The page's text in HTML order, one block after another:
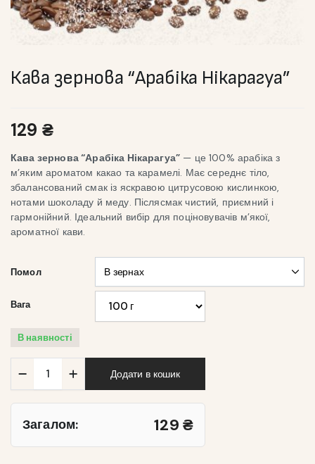
Кава зернова “Арабіка Нікарагуа”
129 ₴
Кава зернова “Арабіка Нікарагуа” — це 100% арабіка з
м’яким ароматом какао та карамелі. Має середнє тіло,
збалансований смак із яскравою цитрусовою кислинкою,
нотами шоколаду й меду. Післясмак чистий, приємний і
гармонійний. Ідеальний вибір для поціновувачів м’якої,
ароматної кави.
Помол
Вага
В наявності
Кава
зернова
Додати в кошик
Загалом: 129 ₴